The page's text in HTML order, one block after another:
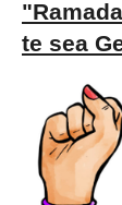
te sea